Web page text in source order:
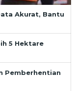
Akurat, Bantu
5 Hektare
Pemberhentian